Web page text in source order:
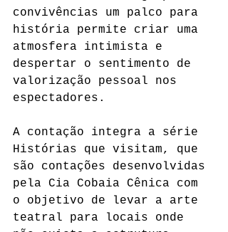
convivências um palco para
história permite criar uma
atmosfera intimista e
despertar o sentimento de
valorização pessoal nos
espectadores.
A contação integra a série
Histórias que visitam, que
são contações desenvolvidas
pela Cia Cobaia Cênica com
o objetivo de levar a arte
teatral para locais onde